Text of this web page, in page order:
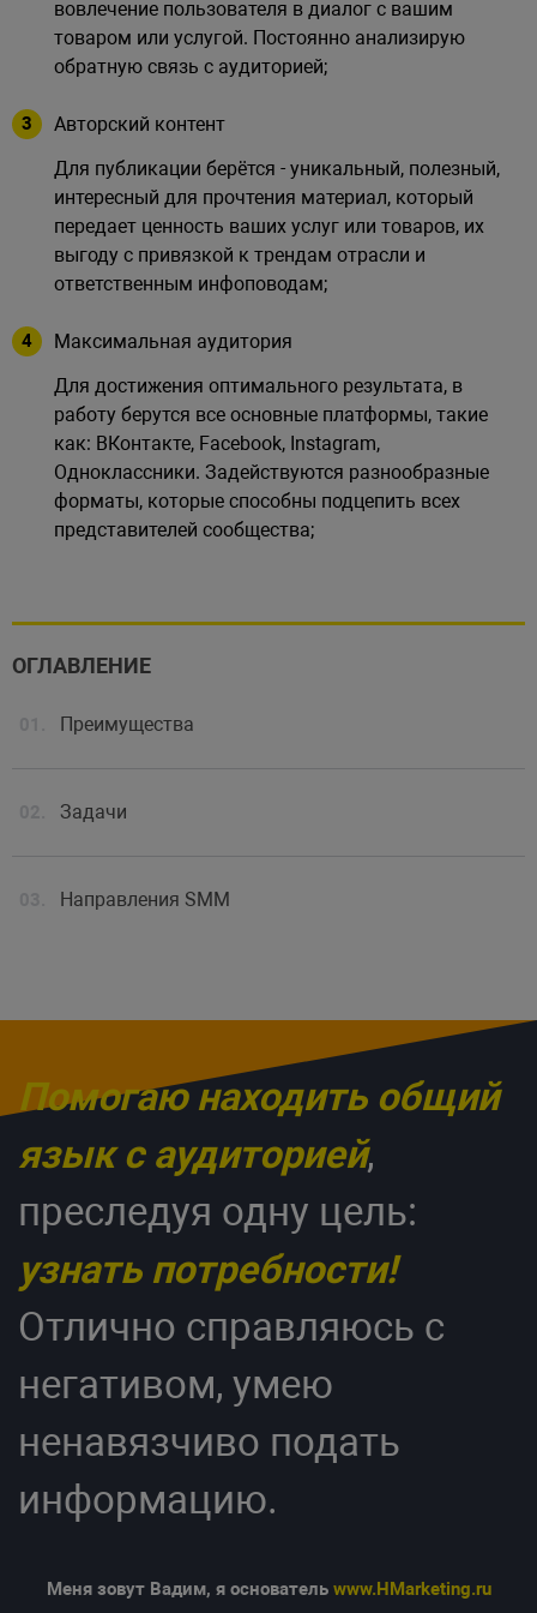
вовлечение пользователя в диалог с вашим
товаром или услугой. Постоянно анализирую
обратную связь с аудиторией;
Авторский контент
Для публикации берётся - уникальный, полезный,
интересный для прочтения материал, который
передает ценность ваших услуг или товаров, их
выгоду с привязкой к трендам отрасли и
ответственным инфоповодам;
Максимальная аудитория
Для достижения оптимального результата, в
работу берутся все основные платформы, такие
как: ВКонтакте, Facebook, Instagram,
Одноклассники. Задействуются разнообразные
форматы, которые способны подцепить всех
представителей сообщества;
ОГЛАВЛЕНИЕ
Преимущества
Задачи
Направления SMM
Помогаю находить общий
язык с аудиторией,
преследуя одну цель:
узнать потребности!
Отлично справляюсь с
негативом, умею
ненавязчиво подать
информацию.
Меня зовут Вадим, я основатель www.HMarketing.ru